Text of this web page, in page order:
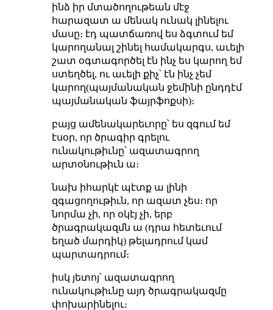
ինձ իր մտածողութեան մէջ
հարազատ ա մենակ ունակ լինելու
մասը։ էդ պատճառով ես ձգտում եմ
կարողանալ շինել համակարգս, աւելի
շատ օգտագործել էն ինչ ես կարող եմ
ստեղծել, ու աւելի քիչ՝ էն ինչ չեմ
կարող(պայմանական ջեմինի ընդդէմ
պայմանական ֆայրֆոքսի)։
բայց ամենակարեւորը՝ ես զգում եմ
էսօր, որ ծրագիր գրելու
ունակութիւնը՝ ազատագրող
արտօնութիւն ա։
նախ իհարկէ պէտք ա լինի
զգացողութիւն, որ ազատ չես։ որ
նորմա չի, որ օկէյ չի, երբ
ծրագրակազմն ա (դրա հետեւում
եղած մարդիկ) թելադրում կամ
պարտադրում։
իսկ յետոյ՝ ազատագրող
ունակութիւնը այդ ծրագրակազմը
փոխարինելու։